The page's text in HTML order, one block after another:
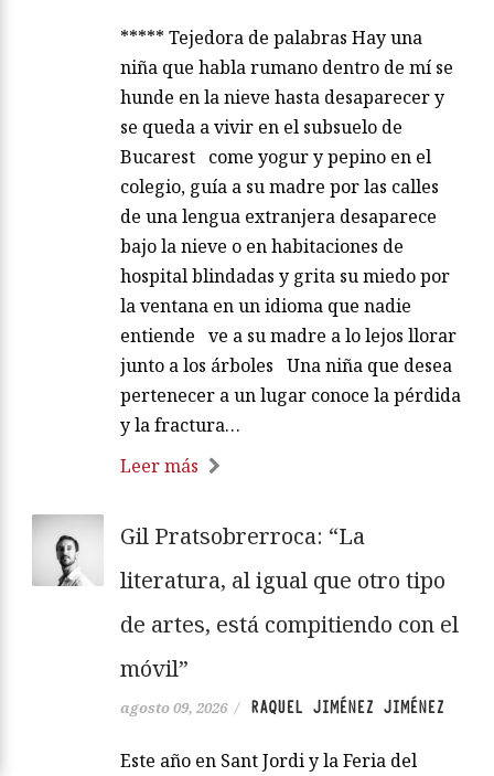
***** Tejedora de palabras Hay una
niña que habla rumano dentro de mí se
hunde en la nieve hasta desaparecer y
se queda a vivir en el subsuelo de
Bucarest come yogur y pepino en el
colegio, guía a su madre por las calles
de una lengua extranjera desaparece
bajo la nieve o en habitaciones de
hospital blindadas y grita su miedo por
la ventana en un idioma que nadie
entiende ve a su madre a lo lejos llorar
junto a los árboles Una niña que desea
pertenecer a un lugar conoce la pérdida
y la fractura…
Leer más
Gil Pratsobrerroca: “La
literatura, al igual que otro tipo
de artes, está compitiendo con el
móvil”
agosto 09, 2026 / RAQUEL JIMÉNEZ JIMÉNEZ
Este año en Sant Jordi y la Feria del